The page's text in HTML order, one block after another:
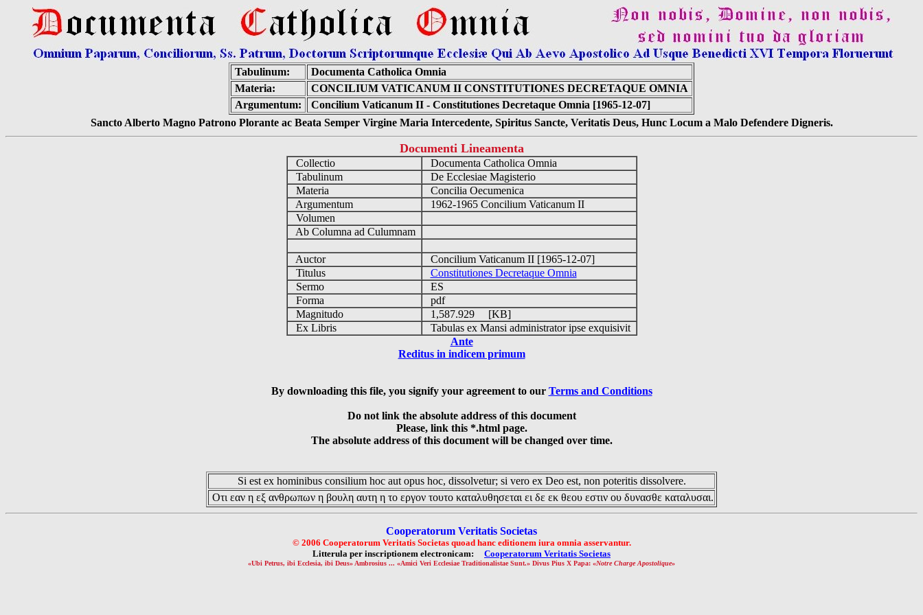
Tabulinum:
Documenta Catholica Omnia
Materia:
CONCILIUM VATICANUM II CONSTITUTIONES DECRETAQUE OMNIA
Argumentum:
Concilium Vaticanum II - Constitutiones Decretaque Omnia [1965-12-07]
Sancto Alberto Magno Patrono Plorante ac Beata Semper Virgine Maria Intercedente, Spiritus Sancte, Veritatis Deus, Hunc Locum a Malo Defendere Digneris.
Documenti Lineamenta
Collectio
Documenta Catholica Omnia
Tabulinum
De Ecclesiae Magisterio
Materia
Concilia Oecumenica
Argumentum
1962-1965 Concilium Vaticanum II
Volumen
Ab Columna ad Culumnam
Auctor
Concilium Vaticanum II [1965-12-07]
Titulus
Constitutiones Decretaque Omnia
Sermo
ES
Forma
pdf
Magnitudo
1,587.929 [KB]
Ex Libris
Tabulas ex Mansi administrator ipse exquisivit
Ante
Reditus in indicem primum
By downloading this file, you signify your agreement to our Terms and Conditions
Do not link the absolute address of this document
Please, link this *.html page.
The absolute address of this document will be changed over time.
Si est ex hominibus consilium hoc aut opus hoc, dissolvetur; si vero ex Deo est, non poteritis dissolvere.
Οτι εαν η εξ ανθρωπων η βουλη αυτη η το εργον τουτο καταλυθησεται ει δε εκ θεου εστιν ου δυνασθε καταλυσαι.
Cooperatorum Veritatis Societas
© 2006 Cooperatorum Veritatis Societas quoad hanc editionem iura omnia asservantur.
Litterula per inscriptionem electronicam: Cooperatorum Veritatis Societas
«Ubi Petrus, ibi Ecclesia, ibi Deus» Ambrosius ... «Amici Veri Ecclesiae Traditionalistae Sunt.» Divus Pius X Papa: «Notre Charge Apostolique»